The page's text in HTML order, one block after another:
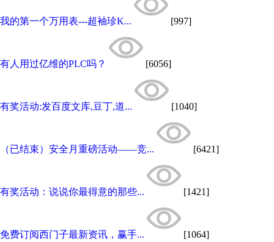
我的第一个万用表---超袖珍K... [997]
有人用过亿维的PLC吗？ [6056]
有奖活动:发百度文库,豆丁,道... [1040]
（已结束）安全月重磅活动——竞... [6421]
有奖活动：说说你最得意的那些... [1421]
免费订阅西门子最新资讯，赢手... [1064]